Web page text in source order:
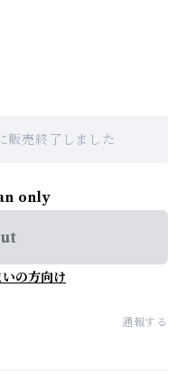
売終了しました
only
の方向け
通報する